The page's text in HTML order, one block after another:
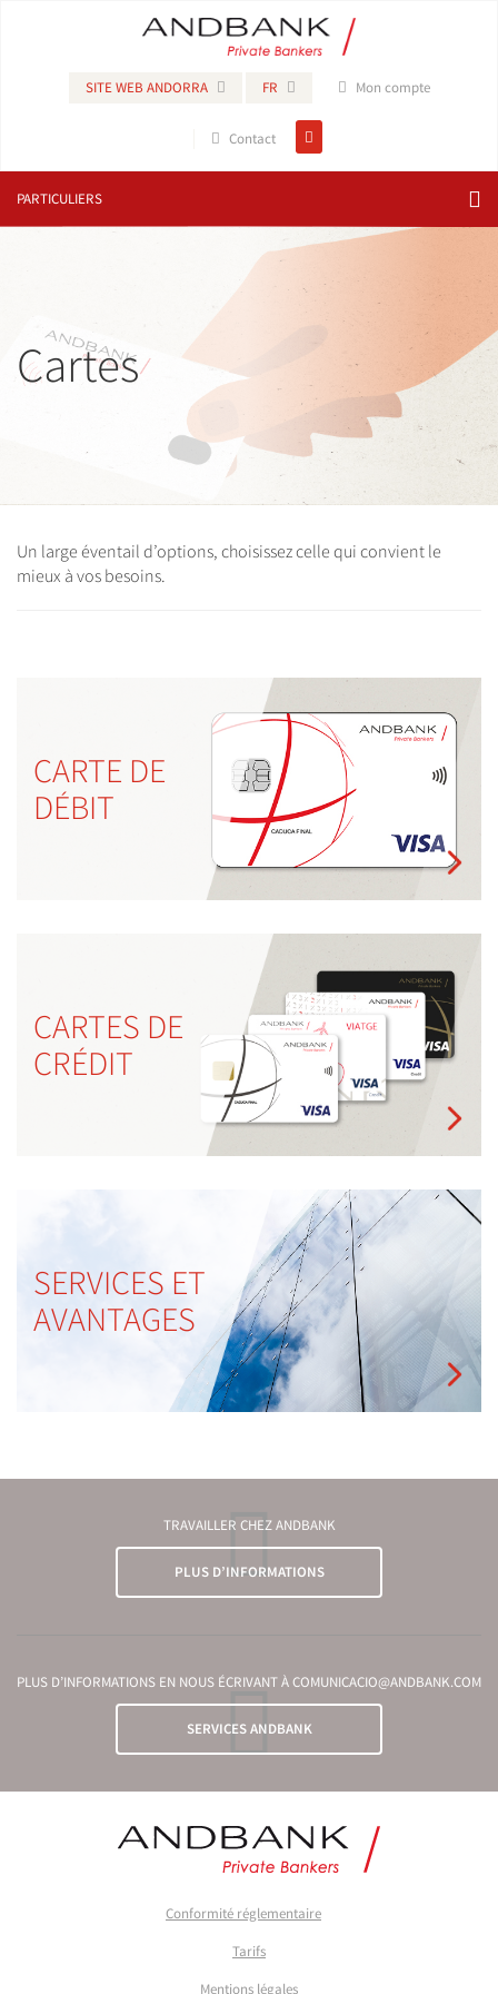
SITE WEB ANDORRA FR Mon compte
Contact
PARTICULIERS
Cartes
Un large éventail d’options, choisissez celle qui convient le
mieux à vos besoins.
CARTE DE
DÉBIT
CARTES DE
CRÉDIT
SERVICES ET
AVANTAGES
TRAVAILLER CHEZ ANDBANK
PLUS D’INFORMATIONS
PLUS D’INFORMATIONS EN NOUS ÉCRIVANT À COMUNICACIO@ANDBANK.COM
SERVICES ANDBANK
Conformité réglementaire
Tarifs
Mentions légales